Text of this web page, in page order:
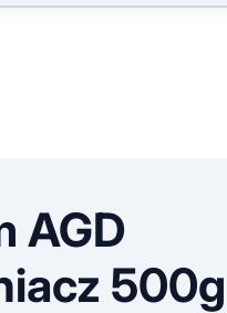
AGD
500g